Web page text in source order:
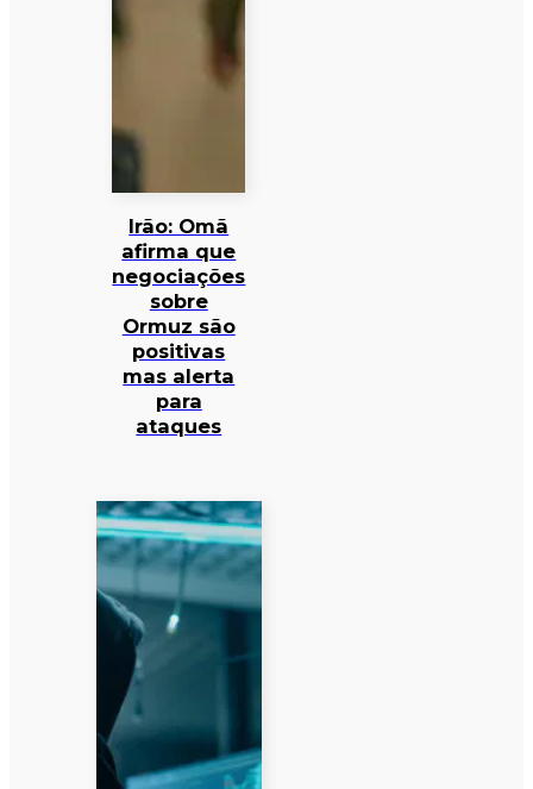
Irão: Omã
afirma que
negociações
sobre
Ormuz são
positivas
mas alerta
para
ataques